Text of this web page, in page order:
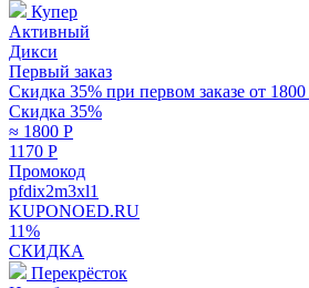
Купер
Активный
Дикси
Первый заказ
Скидка 35% при первом заказе от
Скидка 35%
≈ 1800 Р
1170 Р
Промокод
pfdix2m3xl1
KUPONOED.RU
11%
СКИДКА
Перекрёсток